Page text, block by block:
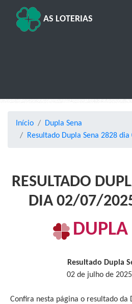
AS LOTERIAS
Início
Dupla Sena
Resultado Dupla Sena 2828
RESULTADO
DIA 02/07/
Resultado Dupla
02 de julho de
Confira nesta página o resultado da